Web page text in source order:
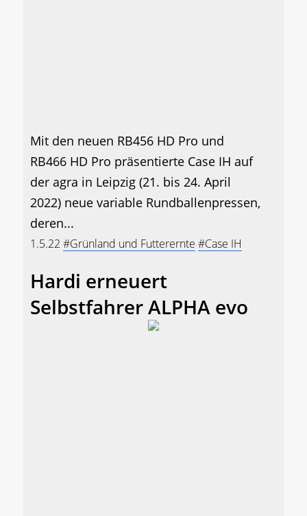
Mit den neuen RB456 HD Pro und
RB466 HD Pro präsentierte Case IH auf
der agra in Leipzig (21. bis 24. April
2022) neue variable Rundballenpressen,
deren...
1.5.22 #Grünland und Futterernte #Case IH
Hardi erneuert
Selbstfahrer ALPHA evo